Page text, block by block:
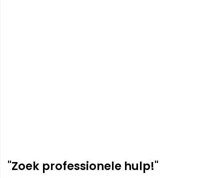
"Zoek professionele hulp!"